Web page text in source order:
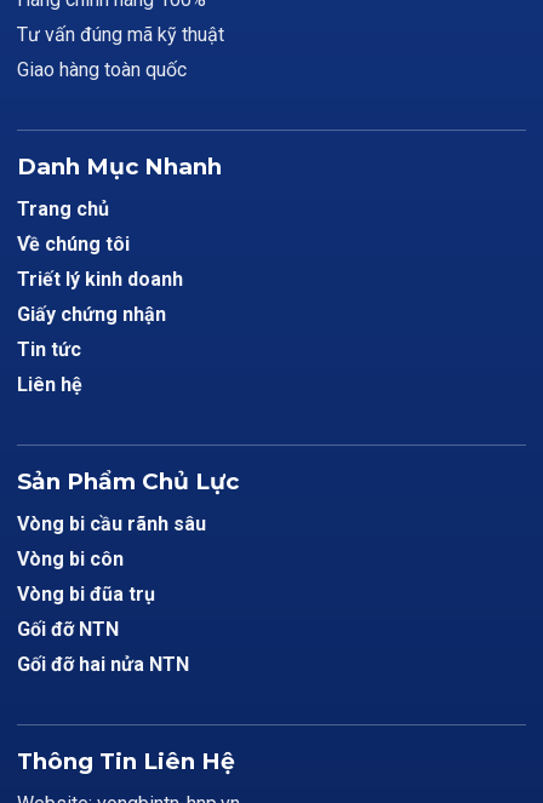
Tư vấn đúng mã kỹ thuật
Giao hàng toàn quốc
Danh Mục Nhanh
Trang chủ
Về chúng tôi
Triết lý kinh doanh
Giấy chứng nhận
Tin tức
Liên hệ
Sản Phẩm Chủ Lực
Vòng bi cầu rãnh sâu
Vòng bi côn
Vòng bi đũa trụ
Gối đỡ NTN
Gối đỡ hai nửa NTN
Thông Tin Liên Hệ